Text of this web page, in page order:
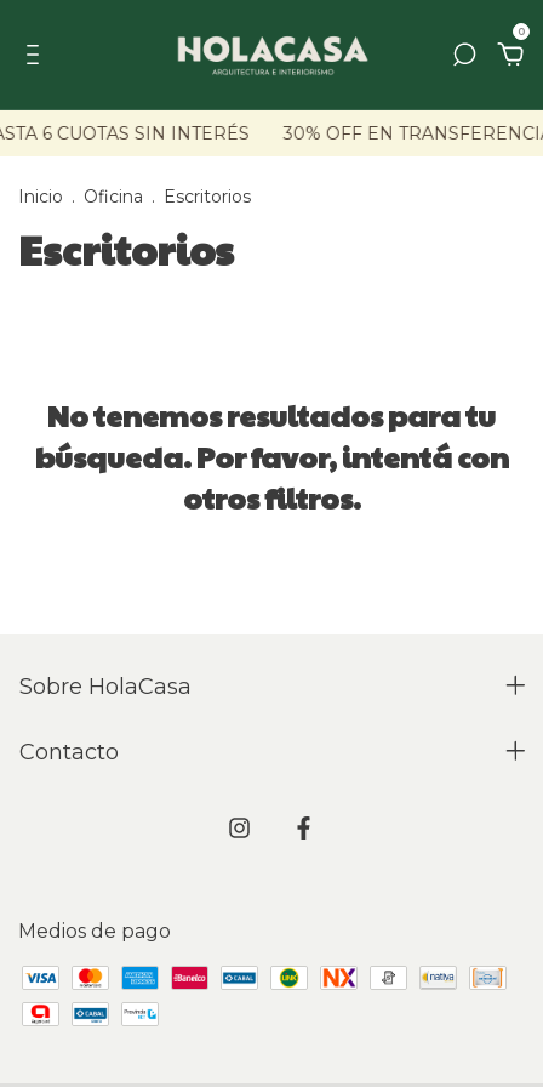
0
6 CUOTAS SIN INTERÉS 30% OFF EN
Inicio . Oficina . Escritorios
Escritorios
No tenemos resultados para tu
búsqueda. Por favor, intentá con
otros filtros.
Sobre HolaCasa
Contacto
Medios de pago